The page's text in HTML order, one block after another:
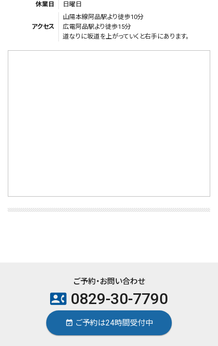
休業日
日曜日
アクセス
山陽本線阿品駅より徒歩10分
広電阿品駅より徒歩15分
道なりに坂道を上がっていくと右手にあります。
ご予約・お問い合わせ
contact_phone 0829-30-7790
event_available ご予約は24時間受付中